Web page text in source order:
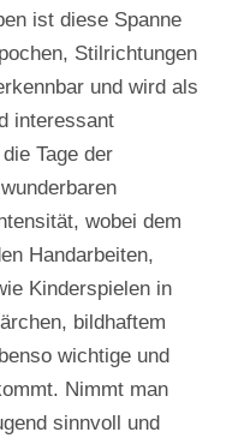
ist diese Spanne
Stilrichtungen
und wird als
interessant
Tage der
wobei dem
Handarbeiten,
Kinderspielen in
bildhaftem
wichtige und
Nimmt man
sinnvoll und